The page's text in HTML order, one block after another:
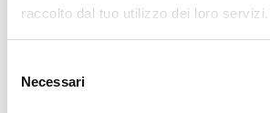
raccolto dal tuo utilizzo dei loro servizi.
delNecessari
Teglio